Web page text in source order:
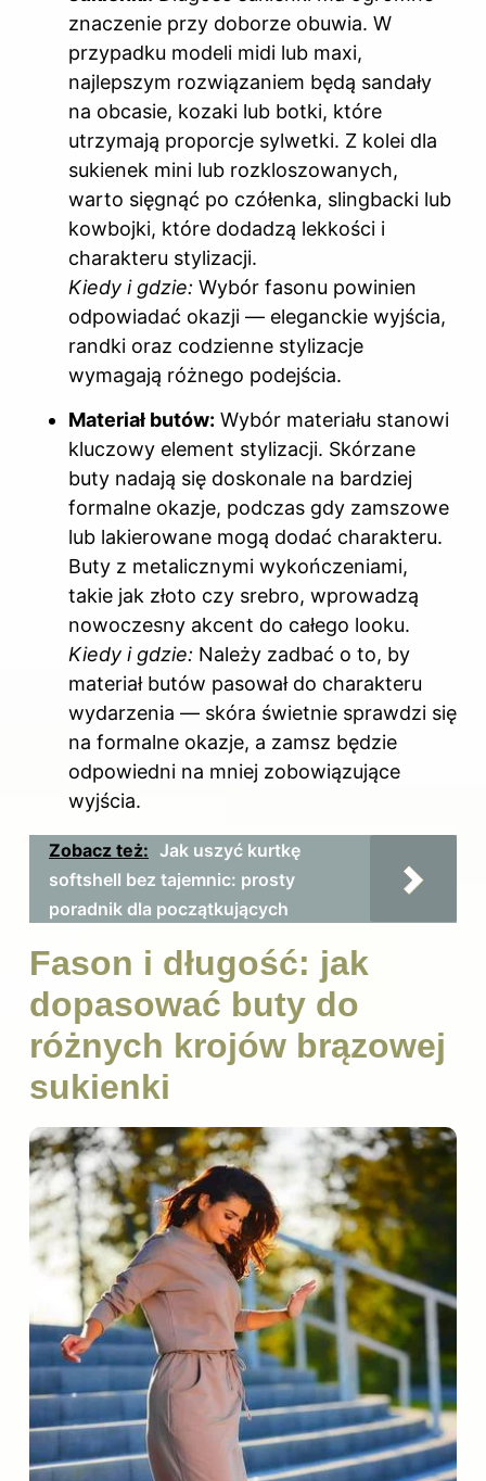
znaczenie przy doborze obuwia. W
przypadku modeli midi lub maxi,
najlepszym rozwiązaniem będą sandały
na obcasie, kozaki lub botki, które
utrzymają proporcje sylwetki. Z kolei dla
sukienek mini lub rozkloszowanych,
warto sięgnąć po czółenka, slingbacki lub
kowbojki, które dodadzą lekkości i
charakteru stylizacji.
Kiedy i gdzie: Wybór fasonu powinien
odpowiadać okazji — eleganckie wyjścia,
randki oraz codzienne stylizacje
wymagają różnego podejścia.
Materiał butów: Wybór materiału stanowi
kluczowy element stylizacji. Skórzane
buty nadają się doskonale na bardziej
formalne okazje, podczas gdy zamszowe
lub lakierowane mogą dodać charakteru.
Buty z metalicznymi wykończeniami,
takie jak złoto czy srebro, wprowadzą
nowoczesny akcent do całego looku.
Kiedy i gdzie: Należy zadbać o to, by
materiał butów pasował do charakteru
wydarzenia — skóra świetnie sprawdzi się
na formalne okazje, a zamsz będzie
odpowiedni na mniej zobowiązujące
wyjścia.
Zobacz też: Jak uszyć kurtkę
softshell bez tajemnic: prosty
poradnik dla początkujących
Fason i długość: jak
dopasować buty do
różnych krojów brązowej
sukienki